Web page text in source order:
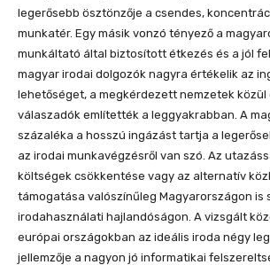
legerősebb ösztönzője a csendes,
munkatér. Egy másik vonzó tényező a
munkáltató által biztosított étkezés és a jól
magyar irodai dolgozók nagyra értékelik az
lehetőséget, a megkérdezett nemzetek közül
válaszadók említették a leggyakrabban. A
százaléka a hosszú ingázást tartja a
az irodai munkavégzésről van szó. Az
költségek csökkentése vagy az alternatív
támogatása valószínűleg Magyarországon is
irodahasználati hajlandóságon. A vizsgált
európai országokban az ideális iroda négy
jellemzője a nagyon jó informatikai